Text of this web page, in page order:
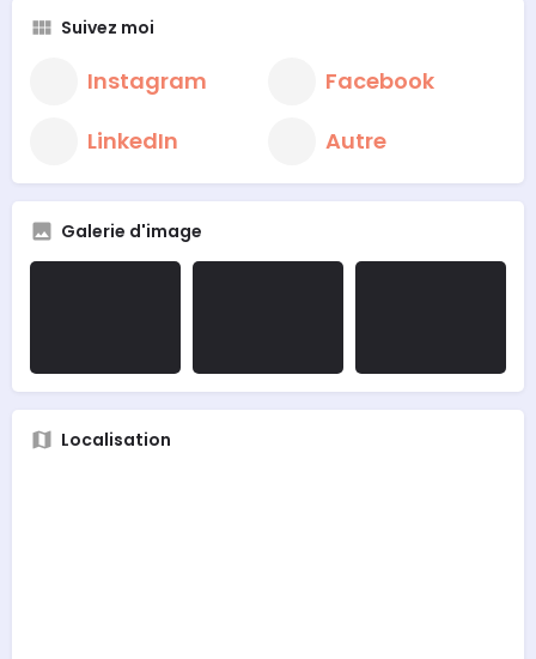
Suivez moi
Instagram
Facebook
LinkedIn
Autre
Galerie d'image
Localisation